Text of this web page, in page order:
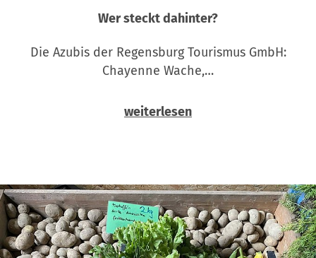
Wer steckt dahinter?
Die Azubis der Regensburg Tourismus GmbH:
Chayenne Wache,…
weiterlesen